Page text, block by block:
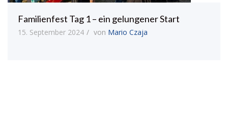
Familienfest Tag 1 – ein gelungener Start
15. September 2024 von Mario Czaja